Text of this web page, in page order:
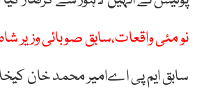
نو مئی واقعات،سابق صوبائی وزیر
سابق ایم پی اےامیر محمد خان